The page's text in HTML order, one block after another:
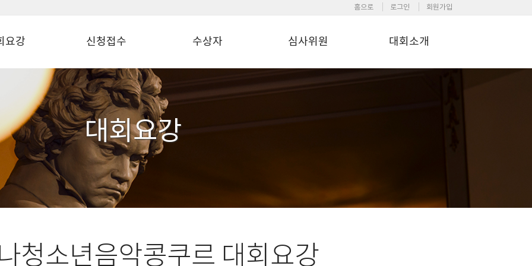
홈으로 로그인 회원가입
요강 신청접수 수상자 심사위원 대회소개
대회요강
청소년음악콩쿠르 대회요강